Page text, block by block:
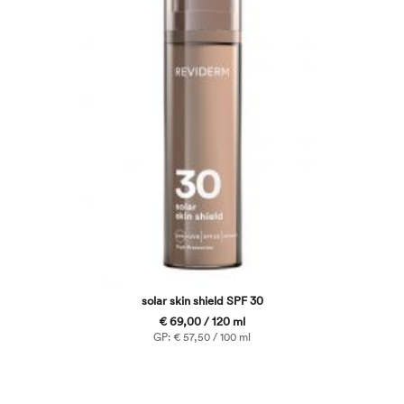
solar skin shield SPF 30
€ 69,00 / 120 ml
GP: € 57,50 / 100 ml